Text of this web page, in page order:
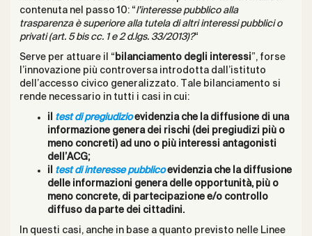
contenuta nel passo 10: “l’interesse pubblico alla
trasparenza è superiore alla tutela di altri interessi pubblici o
privati (art. 5 bis cc. 1 e 2 d.lgs. 33/2013)?“
Serve per attuare il “ bilanciamento degli interessi”, forse
l’innovazione più controversa introdotta dall’istituto
dell’accesso civico generalizzato. Tale bilanciamento si
rende necessario in tutti i casi in cui:
il test di pregiudizio evidenzia che la diffusione di una
informazione genera dei rischi (dei pregiudizi più o
meno concreti) ad uno o più interessi antagonisti
dell’ACG;
il
test di interesse pubblico evidenzia che la diffusione
delle informazioni genera delle opportunità, più o
meno concrete, di partecipazione e/o controllo
diffuso da parte dei cittadini.
In questi casi, anche in base a quanto previsto nelle Linee